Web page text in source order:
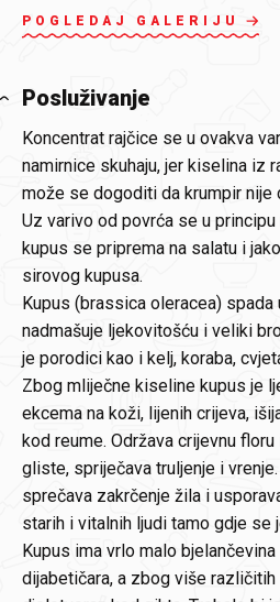
POGLEDAJ GALERIJU
Posluživanje
Koncentrat rajčice se u ovakva
namirnice skuhaju, jer kiselina iz
može se dogoditi da krumpir nije
Uz varivo od povrća se u
kupus se priprema na salatu i
sirovog kupusa.
Kupus (brassica oleracea)
nadmašuje ljekovitošću i veliki
je porodici kao i kelj, koraba,
Zbog mliječne kiseline kupus je
ekcema na koži, lijenih crijeva,
kod reume. Održava crijevnu
gliste, spriječava truljenje i
sprečava zakrčenje žila i
starih i vitalnih ljudi tamo gdje se
Kupus ima vrlo malo
dijabetičara, a zbog više